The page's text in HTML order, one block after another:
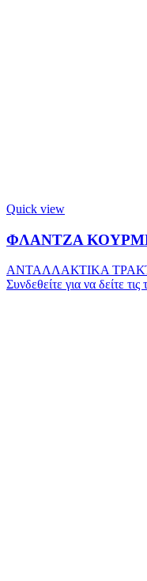
Quick view
ΦΛΑΝΤΖΑ
ΑΝΤΑΛΛΑΚΤΙΚΑ
Συνδεθείτε για να δείτε τις